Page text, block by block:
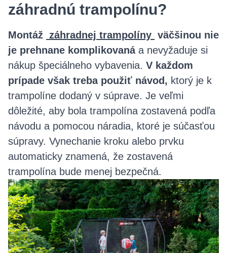
záhradnú trampolínu?
Montáž záhradnej trampolíny väčšinou nie
je prehnane komplikovaná a nevyžaduje si
nákup špeciálneho vybavenia. V každom
prípade však treba použiť návod, ktorý je k
trampolíne dodaný v súprave. Je veľmi
dôležité, aby bola trampolína zostavená podľa
návodu a pomocou náradia, ktoré je súčasťou
súpravy. Vynechanie kroku alebo prvku
automaticky znamená, že zostavená
trampolína bude menej bezpečná.